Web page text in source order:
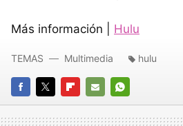
Más información | Hulu
FACEBOOK
TWITTERFLIPBOARD
E-
WHATSAPP
TEMAS Multimedia hulu